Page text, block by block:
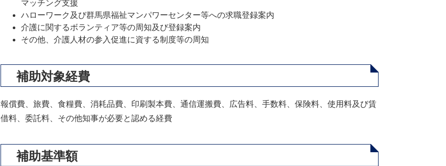
マッチング支援
ハローワーク及び群馬県福祉マンパワーセンター等への求職登録案内
介護に関するボランティア等の周知及び登録案内
その他、介護人材の参入促進に資する制度等の周知
補助対象経費
報償費、旅費、食糧費、消耗品費、印刷製本費、通信運搬費、広告料、手数料、保険料、使用料及び賃
借料、委託料、その他知事が必要と認める経費
補助基準額